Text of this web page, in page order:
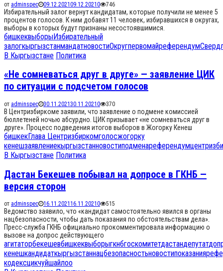
от adminspec 09.12.202109.12.20210 746
Избирательный залог вернут кандидатам, которые получили не менее 5
процентов голосов. К ним добавят 11 человек, избиравшихся в округах,
выборы в которых будут признаны несостоявшимися.
бишкеквыборыИзбирательный
залогкыргызстанмандатновостиОкругпервомайреферендум
В Кыргызстане Политика
«Не сомневаться друг в друге» — заявление ЦИК
по ситуации с подсчетом голосов
от adminspec 30.11.202130.11.20210 370
В Центризбиркоме заявили, что заявление о подмене комиссией
бюллетеней ночью абсурдно. ЦИК призывает «не сомневаться друг в
друге». Процесс подведения итогов выборов в Жогорку Кенеш
бишкекГлава Центризбиркомголосжогорку
кенешзаявлениекыргызстанновостиподменареферендум
В Кыргызстане Политика
Дастан Бекешев побывал на допросе в ГКНБ —
версия сторон
от adminspec 16.11.2021 16.11.20210 515
Ведомство заявило, что «кандидат самостоятельно явился в органы
нацбезопасности, чтобы дать показания по обстоятельствам дела».
Пресс-служба ГКНБ официально прокомментировала информацию о
вызове на допрос действующего
агитаторбекешевбишкеквыборыгкнбгоскомитетдастандепутат
кенешкандидаткыргызстаннацбезопасностьновостипоказания
кодексцикчуйшайлоо